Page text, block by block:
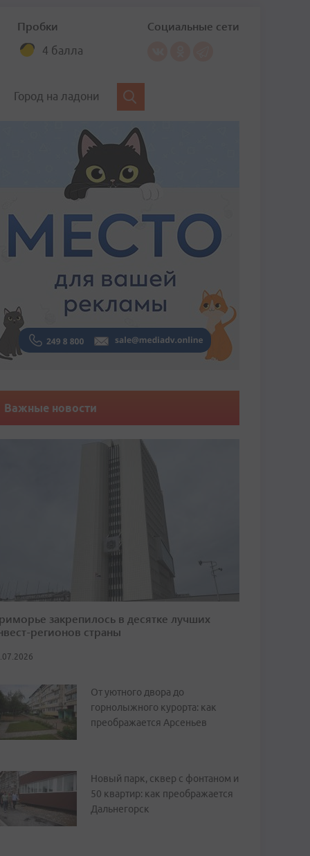
Пробки
4 балла
Социальные сети
Город на ладони
Важные новости
закрепилось в десятке лучших
регионов страны
От уютного двора до
горнолыжного курорта: как
преображается Арсеньев
Новый парк, сквер с фонтаном и
50 квартир: как преображается
Дальнегорск